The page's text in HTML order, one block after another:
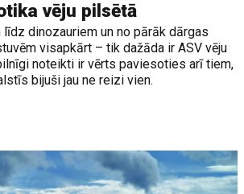
vēju pilsētā
dinozauriem un no pārāk dārgas
visapkārt – tik dažāda ir ASV vēju
noteikti ir vērts paviesoties arī tiem,
bijuši jau ne reizi vien.